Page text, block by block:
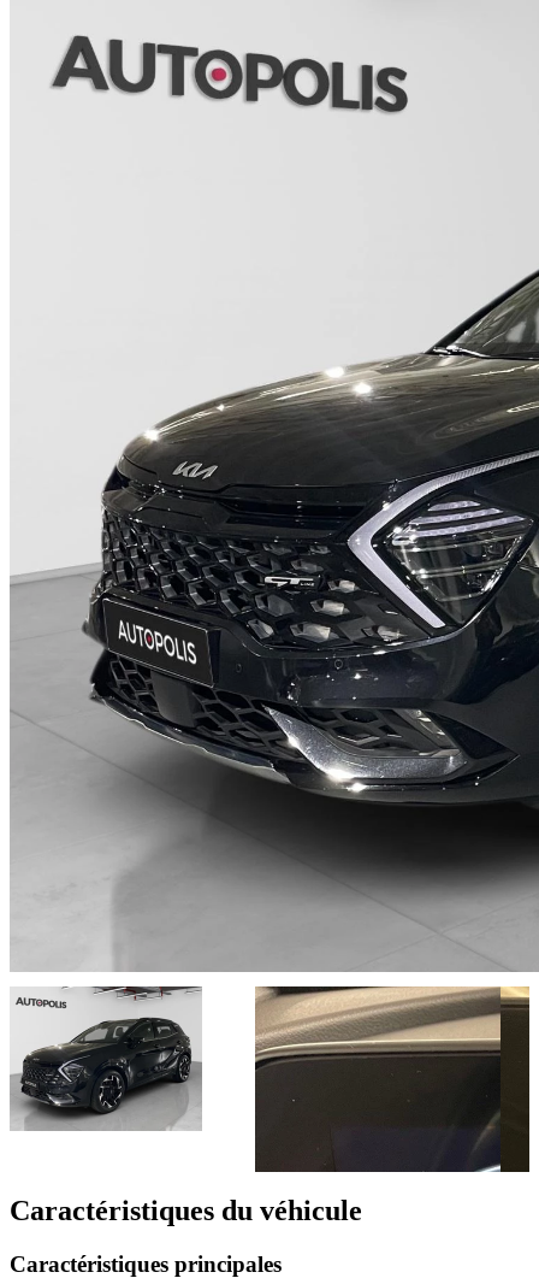
Caractéristiques du véhicule
Caractéristiques principales